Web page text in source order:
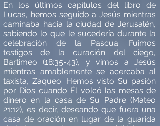
En los últimos capítulos del libro de
Lucas, hemos seguido a Jesús mientras
caminaba hacia la ciudad de Jerusalén,
sabiendo lo que le sucedería durante la
celebración de la Pascua. Fuimos
testigos de la curación del ciego,
Bartimeo (18:35-43), y vimos a Jesús
mientras amablemente se acercaba al
taxista, Zaqueo. Hemos visto Su pasión
por Dios cuando Él volcó las mesas de
dinero en la casa de Su Padre (Mateo
21:12), es decir, deseando que fuera una
casa de oración en lugar de la guarida